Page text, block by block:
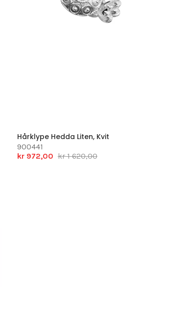
Hårklype Hedda Liten, Kvit
900441
kr 972,00 kr 1 620,00